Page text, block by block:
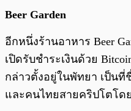
Beer Garden
อีกหนึ่งร้านอาหาร Beer
เปิดรับชำระเงินด้วย
กล่าวตั้งอยู่ในพัทยา เป็น
และคนไทยสายคริปโตโด